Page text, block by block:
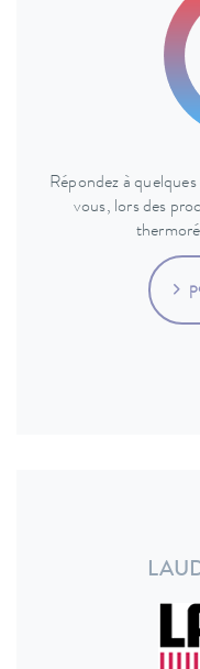
Répondez à
vous, lors des